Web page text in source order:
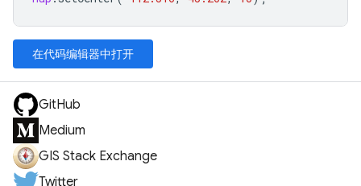
在代码编辑器中打开
GitHub
Medium
GIS Stack Exchange
Twitter